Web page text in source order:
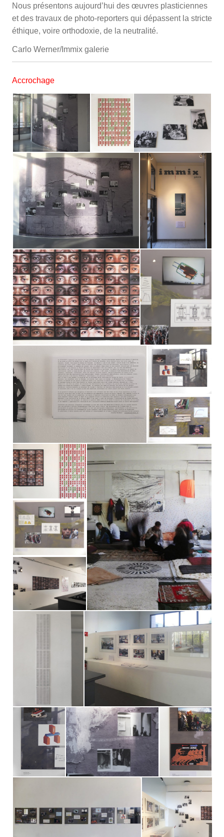
Nous présentons aujourd’hui des œuvres plasticiennes
et des travaux de photo-reporters qui dépassent la stricte
éthique, voire orthodoxie, de la neutralité.
Carlo Werner/Immix galerie
Accrochage